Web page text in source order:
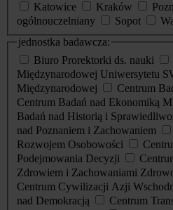
Katowice
Kraków
ogólnouczelniany
Sopot
jednostka badawcza:
Biuro Prorektorki ds. nauki
Międzynarodowej Uniwersytetu
Międzynarodowej
Centrum
Centrum Badań nad Ekonomiką
Badań nad Historią i
nad Poznaniem i Zachowaniem
Rozwojem Osobowości
Podejmowania Decyzji
Zdrowiem i Zachowaniami
Centrum Cywilizacji Azji
nad Demokracją
Centrum